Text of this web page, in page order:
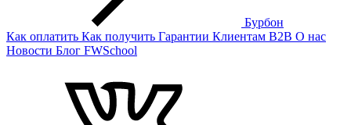
Бурбон
Как оплатить Как получить Гарантии Клиентам B2B О нас
Новости Блог FWSchool